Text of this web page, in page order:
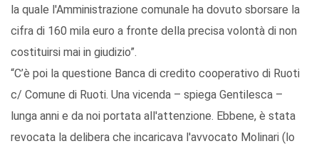
la quale l'Amministrazione comunale ha dovuto sborsare la
cifra di 160 mila euro a fronte della precisa volontà di non
costituirsi mai in giudizio”.
“C’è poi la questione Banca di credito cooperativo di Ruoti
c/ Comune di Ruoti. Una vicenda – spiega Gentilesca –
lunga anni e da noi portata all'attenzione. Ebbene, è stata
revocata la delibera che incaricava l'avvocato Molinari (lo